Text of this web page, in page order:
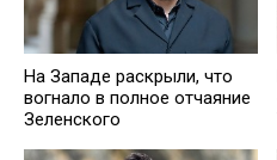
На Западе раскрыли, что
вогнало в полное отчаяние
Зеленского